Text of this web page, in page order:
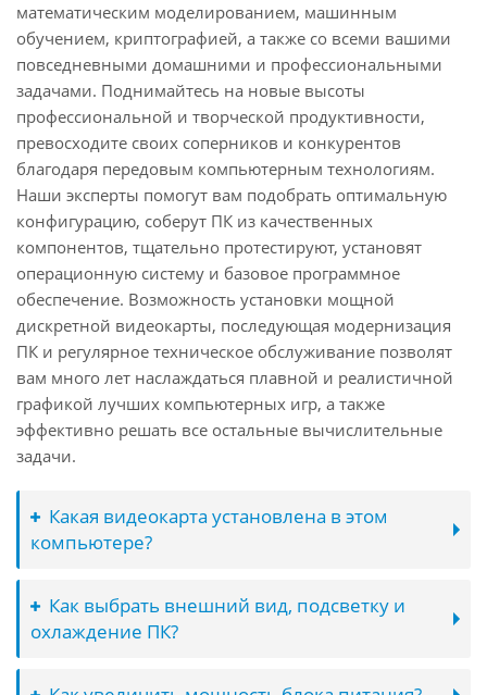
математическим моделированием, машинным
обучением, криптографией, а также со всеми вашими
повседневными домашними и профессиональными
задачами. Поднимайтесь на новые высоты
профессиональной и творческой продуктивности,
превосходите своих соперников и конкурентов
благодаря передовым компьютерным технологиям.
Наши эксперты помогут вам подобрать оптимальную
конфигурацию, соберут ПК из качественных
компонентов, тщательно протестируют, установят
операционную систему и базовое программное
обеспечение. Возможность установки мощной
дискретной видеокарты, последующая модернизация
ПК и регулярное техническое обслуживание позволят
вам много лет наслаждаться плавной и реалистичной
графикой лучших компьютерных игр, а также
эффективно решать все остальные вычислительные
задачи.
Какая видеокарта установлена в этом
компьютере?
Как выбрать внешний вид, подсветку и
охлаждение ПК?